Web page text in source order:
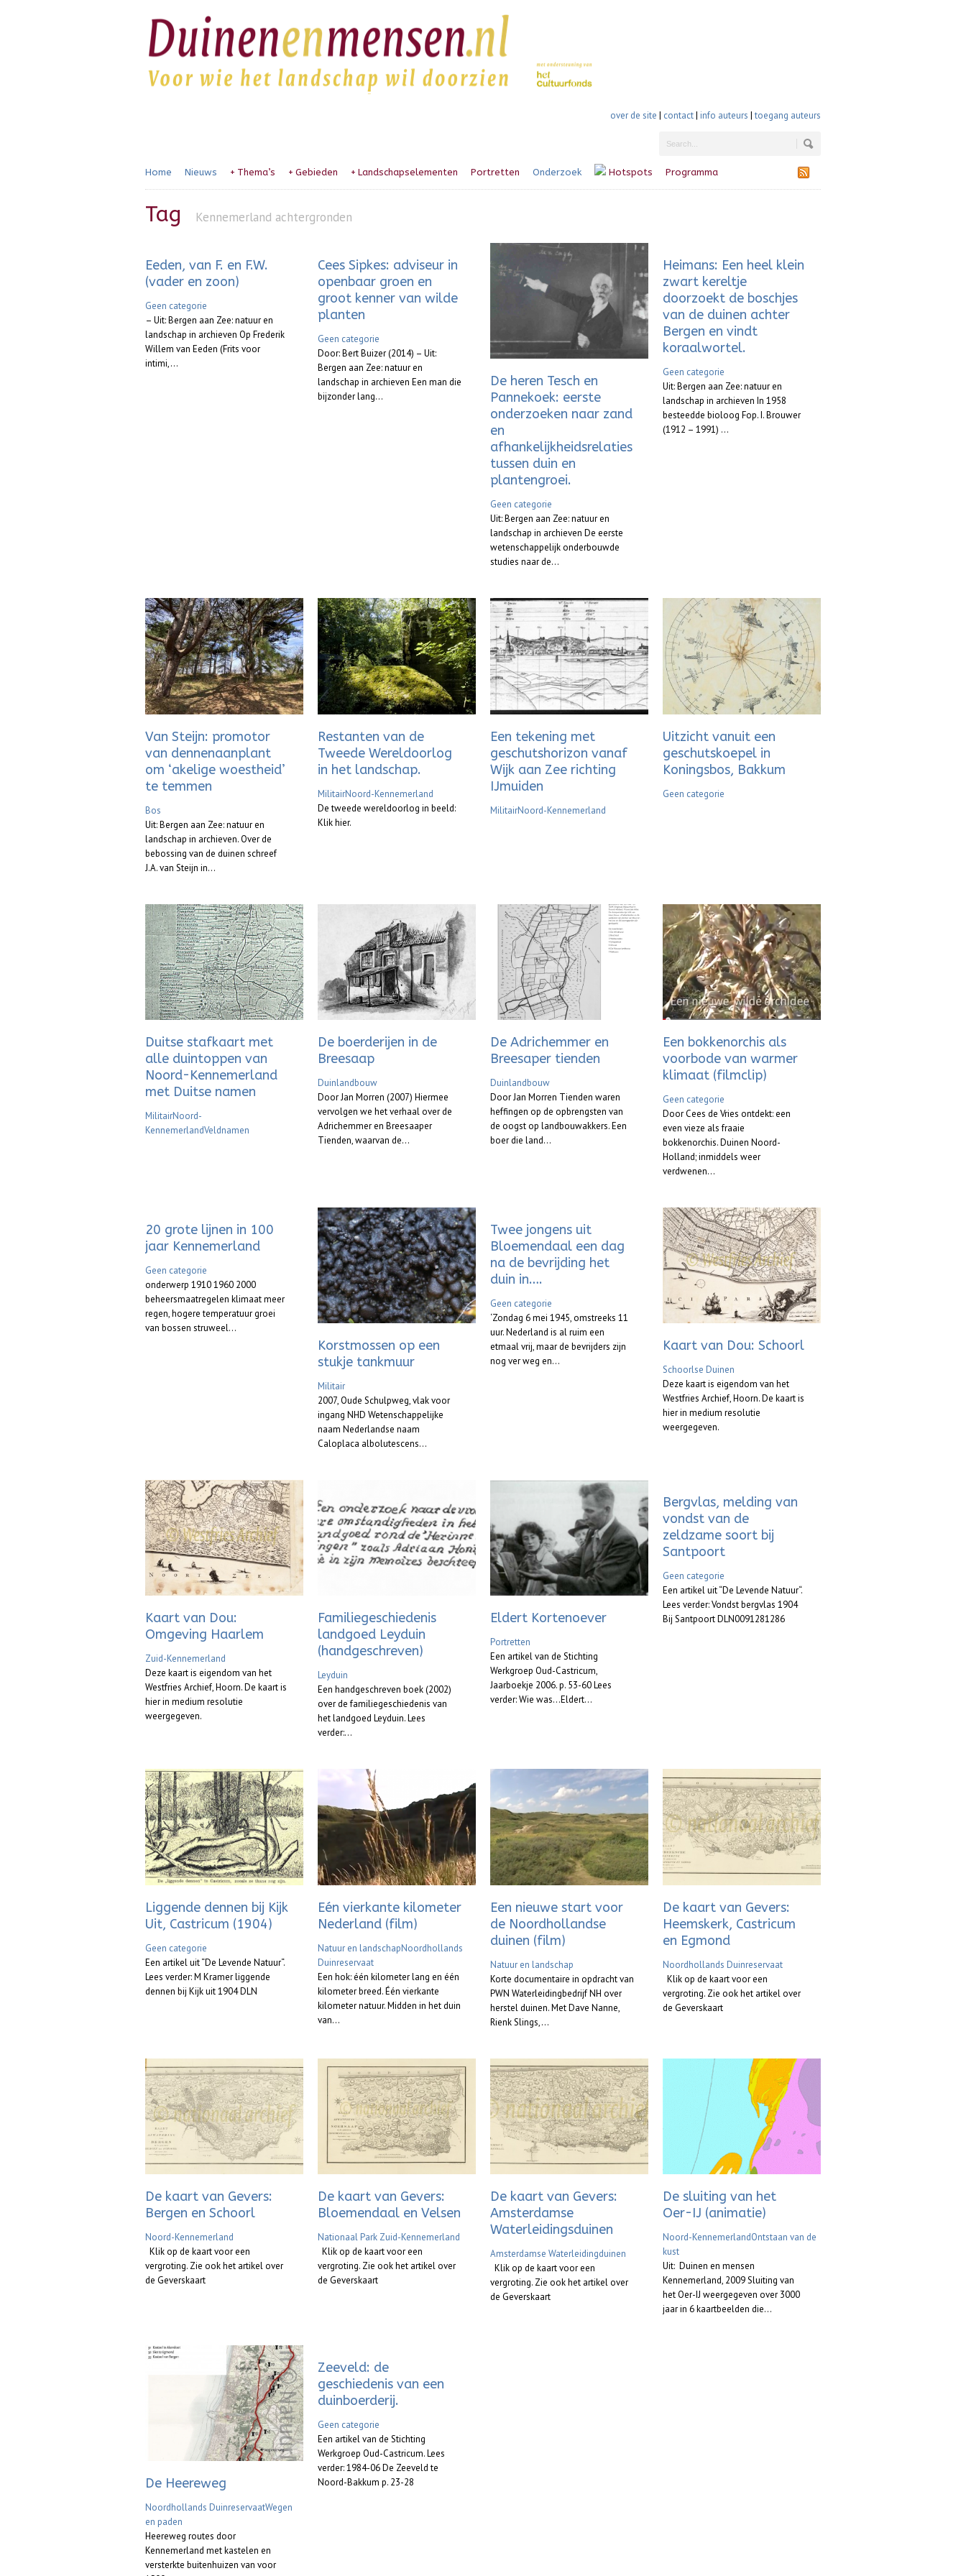
over de site | contact| info auteurs |toegang auteurs
Home Nieuws Thema’s
+ Gebieden
+ Landschapselementen
+ Portretten Onderzoek Hotspots Programma
Tag Kennemerland achtergronden
Eeden, van F. en F.W.
(vader en zoon)
Geen categorie
– Uit: Bergen aan Zee: natuur en
landschap in archieven Op Frederik
Willem van Eeden (Frits voor
intimi,...
Cees Sipkes: adviseur in
openbaar groen en
groot kenner van wilde
planten
Geen categorie
Door: Bert Buizer (2014) – Uit:
Bergen aan Zee: natuur en
landschap in archieven Een man die
bijzonder lang...
De heren Tesch en
Pannekoek: eerste
onderzoeken naar zand
en
afhankelijkheidsrelaties
tussen duin en
plantengroei.
Geen categorie
Uit: Bergen aan Zee: natuur en
landschap in archieven De eerste
wetenschappelijk onderbouwde
studies naar de...
Heimans: Een heel klein
zwart kereltje
doorzoekt de boschjes
van de duinen achter
Bergen en vindt
koraalwortel.
Geen categorie
Uit: Bergen aan Zee: natuur en
landschap in archieven In 1958
besteedde bioloog Fop. I. Brouwer
(1912 – 1991) ...
Van Steijn: promotor
van dennenaanplant
om ‘akelige woestheid’
te temmen
Bos
Uit: Bergen aan Zee: natuur en
landschap in archieven. Over de
bebossing van de duinen schreef
J.A. van Steijn in...
Restanten van de
Tweede Wereldoorlog
in het landschap.
MilitairNoord-Kennemerland
De tweede wereldoorlog in beeld:
Klik hier.
Een tekening met
geschutshorizon vanaf
Wijk aan Zee richting
IJmuiden
MilitairNoord-Kennemerland
Uitzicht vanuit een
geschutskoepel in
Koningsbos, Bakkum
Geen categorie
Duitse stafkaart met
alle duintoppen van
Noord-Kennemerland
met Duitse namen
MilitairNoord-
KennemerlandVeldnamen
De boerderijen in de
Breesaap
Duinlandbouw
Door Jan Morren (2007) Hiermee
vervolgen we het verhaal over de
Adrichemmer en Breesaaper
Tienden, waarvan de...
De Adrichemmer en
Breesaper tienden
Duinlandbouw
Door Jan Morren Tienden waren
heffingen op de opbrengsten van
de oogst op landbouwakkers. Een
boer die land...
Een bokkenorchis als
voorbode van warmer
klimaat (filmclip)
Geen categorie
Door Cees de Vries ontdekt: een
even vieze als fraaie
bokkenorchis. Duinen Noord-
Holland; inmiddels weer
verdwenen...
20 grote lijnen in 100
jaar Kennemerland
Geen categorie
onderwerp 1910 1960 2000
beheersmaatregelen klimaat meer
regen, hogere temperatuur groei
van bossen struweel...
Korstmossen op een
stukje tankmuur
Militair
2007, Oude Schulpweg, vlak voor
ingang NHD Wetenschappelijke
naam Nederlandse naam
Caloplaca albolutescens...
Twee jongens uit
Bloemendaal een dag
na de bevrijding het
duin in….
Geen categorie
‘Zondag 6 mei 1945, omstreeks 11
uur. Nederland is al ruim een
etmaal vrij, maar de bevrijders zijn
nog ver weg en...
Kaart van Dou: Schoorl
Schoorlse Duinen
Deze kaart is eigendom van het
Westfries Archief, Hoorn. De kaart is
hier in medium resolutie
weergegeven.
Kaart van Dou:
Omgeving Haarlem
Zuid-Kennemerland
Deze kaart is eigendom van het
Westfries Archief, Hoorn. De kaart is
hier in medium resolutie
weergegeven.
Familiegeschiedenis
landgoed Leyduin
(handgeschreven)
Leyduin
Een handgeschreven boek (2002)
over de familiegeschiedenis van
het landgoed Leyduin. Lees
verder:...
Eldert Kortenoever
Portretten
Een artikel van de Stichting
Werkgroep Oud-Castricum,
Jaarboekje 2006. p. 53-60 Lees
verder: Wie was…Eldert...
Bergvlas, melding van
vondst van de
zeldzame soort bij
Santpoort
Geen categorie
Een artikel uit “De Levende Natuur“.
Lees verder: Vondst bergvlas 1904
Bij Santpoort DLN0091281286
Liggende dennen bij Kijk
Uit, Castricum (1904)
Geen categorie
Een artikel uit “De Levende Natuur“.
Lees verder: M Kramer liggende
dennen bij Kijk uit 1904 DLN
Eén vierkante kilometer
Nederland (film)
Natuur en landschapNoordhollands
Duinreservaat
Een hok: één kilometer lang en één
kilometer breed. Één vierkante
kilometer natuur. Midden in het duin
van...
Een nieuwe start voor
de Noordhollandse
duinen (film)
Natuur en landschap
Korte documentaire in opdracht van
PWN Waterleidingbedrijf NH over
herstel duinen. Met Dave Nanne,
Rienk Slings,...
De kaart van Gevers:
Heemskerk, Castricum
en Egmond
Noordhollands Duinreservaat
Klik op de kaart voor een
vergroting. Zie ook het artikel over
de Geverskaart
De kaart van Gevers:
Bergen en Schoorl
Noord-Kennemerland
Klik op de kaart voor een
vergroting. Zie ook het artikel over
de Geverskaart
De kaart van Gevers:
Bloemendaal en Velsen
Nationaal Park Zuid-Kennemerland
Klik op de kaart voor een
vergroting. Zie ook het artikel over
de Geverskaart
De kaart van Gevers:
Amsterdamse
Waterleidingsduinen
Amsterdamse Waterleidingduinen
Klik op de kaart voor een
vergroting. Zie ook het artikel over
de Geverskaart
De sluiting van het
Oer-IJ (animatie)
Noord-KennemerlandOntstaan van de
kust
Uit: Duinen en mensen
Kennemerland, 2009 Sluiting van
het Oer-IJ weergegeven over 3000
jaar in 6 kaartbeelden die...
De Heereweg
Noordhollands DuinreservaatWegen
en paden
Heereweg routes door
Kennemerland met kastelen en
versterkte buitenhuizen van voor
Zeeveld: de
geschiedenis van een
duinboerderij.
Geen categorie
Een artikel van de Stichting
Werkgroep Oud-Castricum. Lees
verder: 1984-06 De Zeeveld te
Noord-Bakkum p. 23-28